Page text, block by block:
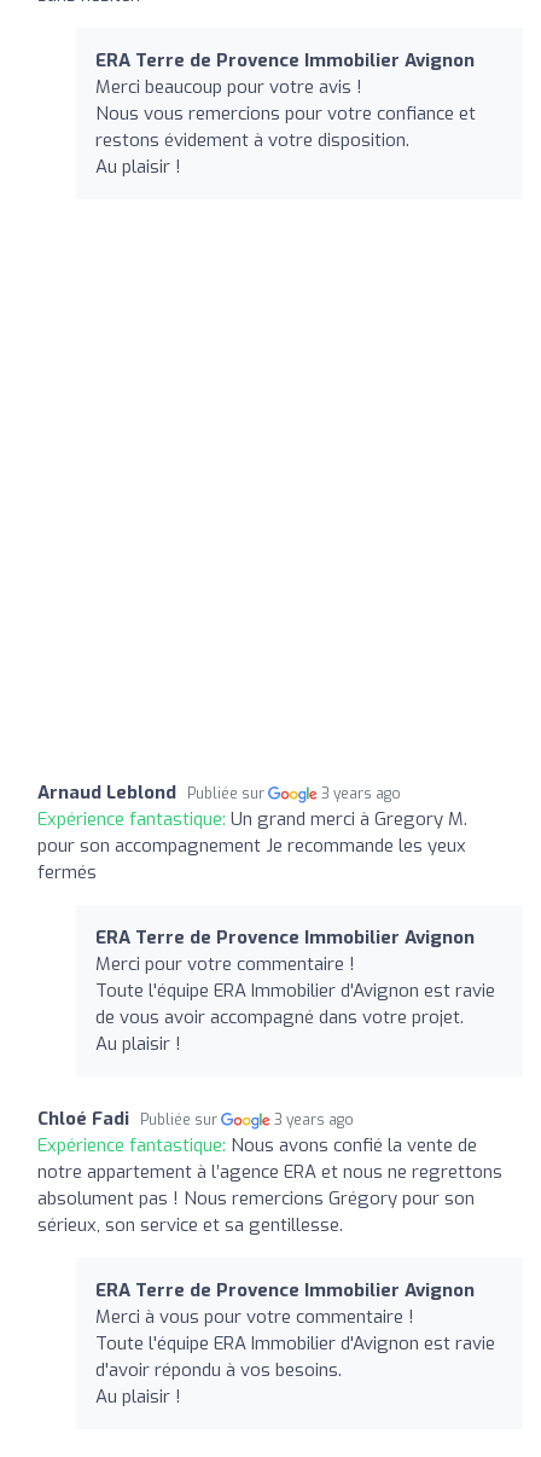
ERA Terre de Provence Immobilier Avignon
Merci beaucoup pour votre avis !
Nous vous remercions pour votre confiance et
restons évidement à votre disposition.
Au plaisir !
Arnaud Leblond Publiée sur 3 years ago
Expérience fantastique: Un grand merci à Gregory M.
pour son accompagnement Je recommande les yeux
fermés
ERA Terre de Provence Immobilier Avignon
Merci pour votre commentaire !
Toute l'équipe ERA Immobilier d'Avignon est ravie
de vous avoir accompagné dans votre projet.
Au plaisir !
Chloé Fadi Publiée sur 3 years ago
Expérience fantastique: Nous avons confié la vente de
notre appartement à l’agence ERA et nous ne regrettons
absolument pas ! Nous remercions Grégory pour son
sérieux, son service et sa gentillesse.
ERA Terre de Provence Immobilier Avignon
Merci à vous pour votre commentaire !
Toute l'équipe ERA Immobilier d'Avignon est ravie
d'avoir répondu à vos besoins.
Au plaisir !